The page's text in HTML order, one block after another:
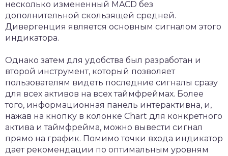
несколько измененный MACD без
дополнительной скользящей средней.
Дивергенция является основным сигналом этого
индикатора.
Однако затем для удобства был разработан и
второй инструмент, который позволяет
пользователям видеть последние сигналы сразу
для всех активов на всех таймфреймах. Более
того, информационная панель интерактивна, и,
нажав на кнопку в колонке Chart для конкретного
актива и таймфрейма, можно вывести сигнал
прямо на график. Помимо точки входа индикатор
дает рекомендации по оптимальным уровням